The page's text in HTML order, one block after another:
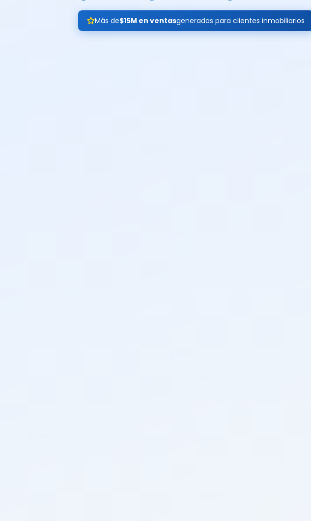
Más de$15M en ventasgeneradas para clientes inmobiliarios